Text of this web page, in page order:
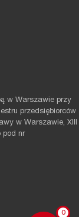
0
w Warszawie przy
przedsiębiorców
w Warszawie, XIII
pod nr